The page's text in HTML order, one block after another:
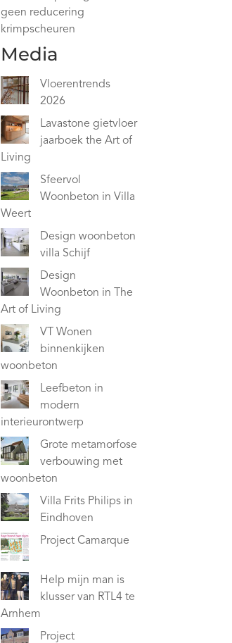
geen reducering
krimpscheuren
Media
Vloerentrends
2026
Lavastone gietvloer
jaarboek the Art of
Living
Sfeervol
Woonbeton in Villa
Weert
Design woonbeton
villa Schijf
Design
Woonbeton in The
Art of Living
VT Wonen
binnenkijken
woonbeton
Leefbeton in
modern
interieurontwerp
Grote metamorfose
verbouwing met
woonbeton
Villa Frits Philips in
Eindhoven
Project Camarque
Help mijn man is
klusser van RTL4 te
Arnhem
Project